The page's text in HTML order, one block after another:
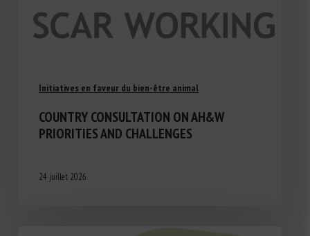
Initiatives en faveur du bien-être animal
COUNTRY CONSULTATION ON AH&W
PRIORITIES AND CHALLENGES
24 juillet 2026